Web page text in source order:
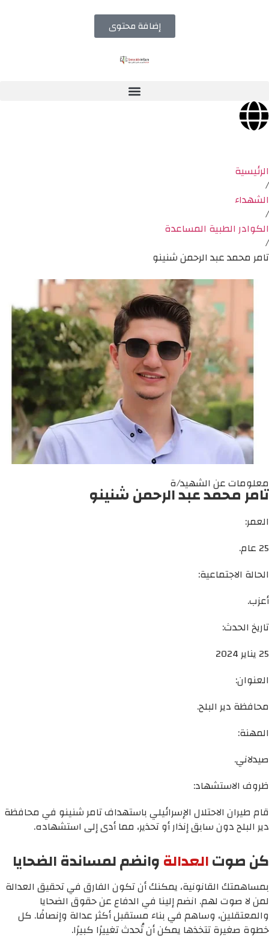
إضافة محتوى
الرئيسية
/
الشهداء
/
الكوادر الطبية المساعدة
/
تامر محمد عبد الرحمن شنينو
معلومات عن الشهيد/ة
تامر محمد عبد الرحمن شنينو
العمر:
25 عام.
الحالة الاجتماعية:
أعزب.
تاريخ الحدث:
25 يناير 2024
العنوان:
محافظة دير البلح.
المهنة:
صيدلاني.
ظروف الاستشهاد:
قام طيران الاحتلال الإسرائيلي باستهداف تامر شنينو في محافظة
دير البلح دون سابق إنذار أو تحذير، مما أدى إلى استشهاده.
كن صوتالعدالةوانضم لمساندة الضحايا
بمساهمتك القانونية، يمكنك أن تكون الفارق في تحقيق العدالة
لمن لا صوت لهم. انضم إلينا في الدفاع عن حقوق الضحايا
والمعتقلين، وساهم في بناء مستقبل أكثر عدالة وإنصافًا. كل
خطوة صغيرة تتخذها يمكن أن تُحدث تغييرًا كبيرًا.